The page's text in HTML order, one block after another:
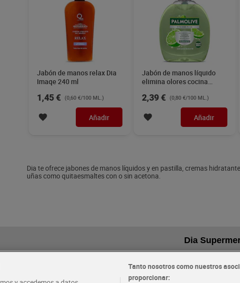
Jabón de manos relax Dia
Imaqe 240 ml
1,45 € (0,60 €/100 ML.)
Añadir
Jabón de manos líquido
elimina olores cocina
2,39 € (0,80 €/100 ML.)
Añadir
Dia te ofrece jabones de manos líquidos y en pastilla, cremas
uñas como quitaesmaltes con o sin acetona.
Dia
Entrega rápida y en la franja horaria que
Envío gratis por
Tanto nosotros como nuestros
proporcionar: